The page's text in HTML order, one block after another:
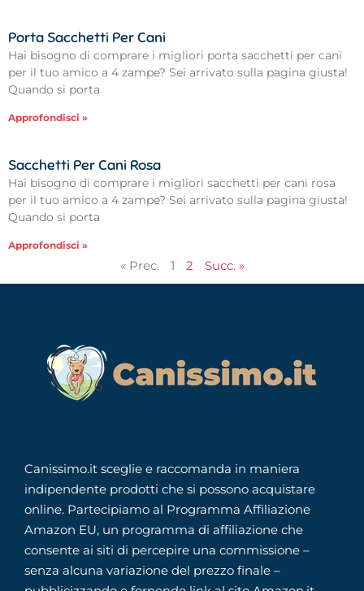
Porta Sacchetti Per Cani
Hai bisogno di comprare i migliori porta sacchetti per cani
per il tuo amico a 4 zampe? Sei arrivato sulla pagina giusta!
Quando si porta
Approfondisci »
Sacchetti Per Cani Rosa
Hai bisogno di comprare i migliori sacchetti per cani rosa
per il tuo amico a 4 zampe? Sei arrivato sulla pagina giusta!
Quando si porta
Approfondisci »
« Prec. 1 2 Succ. »
Canissimo.it sceglie e raccomanda in maniera
indipendente prodotti che si possono acquistare
online. Partecipiamo al Programma Affiliazione
Amazon EU, un programma di affiliazione che
consente ai siti di percepire una commissione –
senza alcuna variazione del prezzo finale –